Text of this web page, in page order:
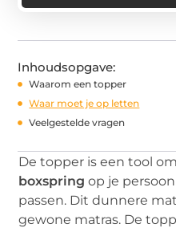
Inhoudsopgave:
Waarom een topper
Waar moet je op letten
Veelgestelde vragen
De topper is een tool
boxspring op je
passen. Dit dunnere
gewone matras. De